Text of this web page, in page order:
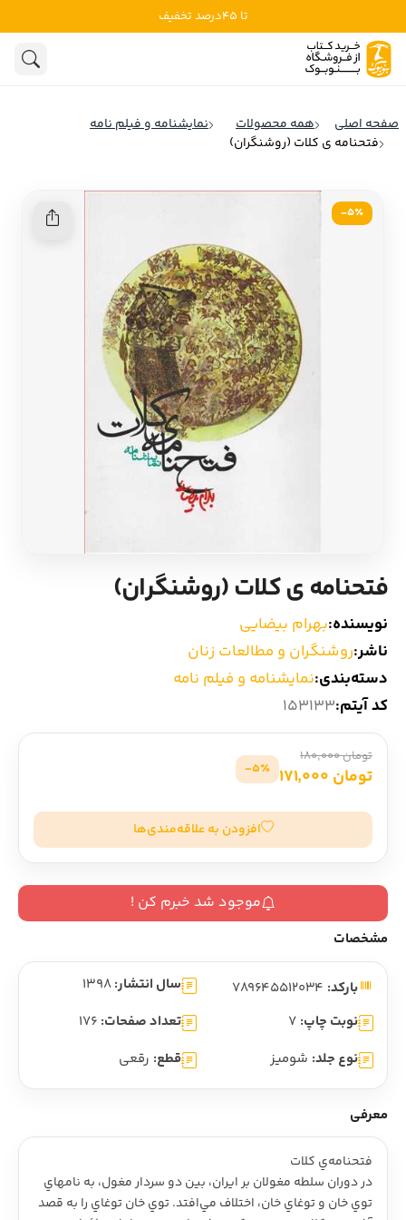
تا 45درصد تخفیف
ادبیات
روانشناسی
تاریخ و سیاست
ادبیات روسیه
ادبیات آمریکای لاتین
ادبیات آلمان
ادبیات ترکیه
ادبیات آسیا
سایر کشورهای اروپا
داستان کوتاه
ادبیات
ادبیات نمایشی
صفحه اصلی همه محصولات
نمایشنامه و فیلم نامه
فتحنامه ی کلات (روشنگران)
5٪-
فتحنامه ی کلات (روشنگران)
نویسنده:بهرام بیضایی
ناشر:روشنگران و مطالعات زنان
دسته‌بندی:نمایشنامه و فیلم نامه
کد آیتم:153133
تومان 180,000
تومان 171,000 5٪-
افزودن به علاقه‌مندی‌ها
موجود شد خبرم کن !
مشخصات
بارکد: سال انتشار: 1398
نوبت چاپ: 7 تعداد صفحات: 176
نوع جلد: شومیز قطع: رقعی
معرفی
فتحنامه‌ي کلات
در دوران سلطه مغولان بر ايران، بين دو سردار مغول، به نامهاي
توي خان و توغاي خان، اختلاف مي‌افتد. توي خان توغاي را به قصد